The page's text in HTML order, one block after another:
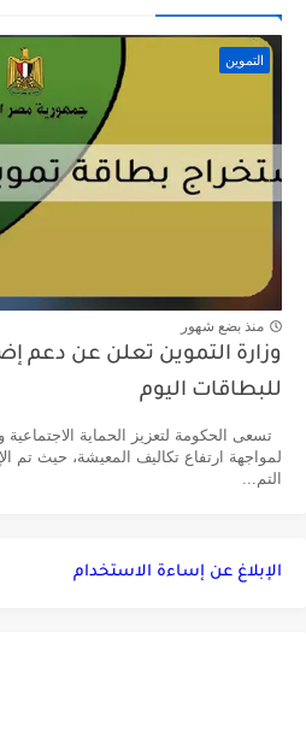
التموين
منذ بضع شهور
للبطاقات اليوم
تسعى الحكومة لتعزيز الحماية الاجتماعية
لمواجهة ارتفاع تكاليف المعيشة، حيث تم
التم...
الإبلاغ عن إساءة الاستخدام